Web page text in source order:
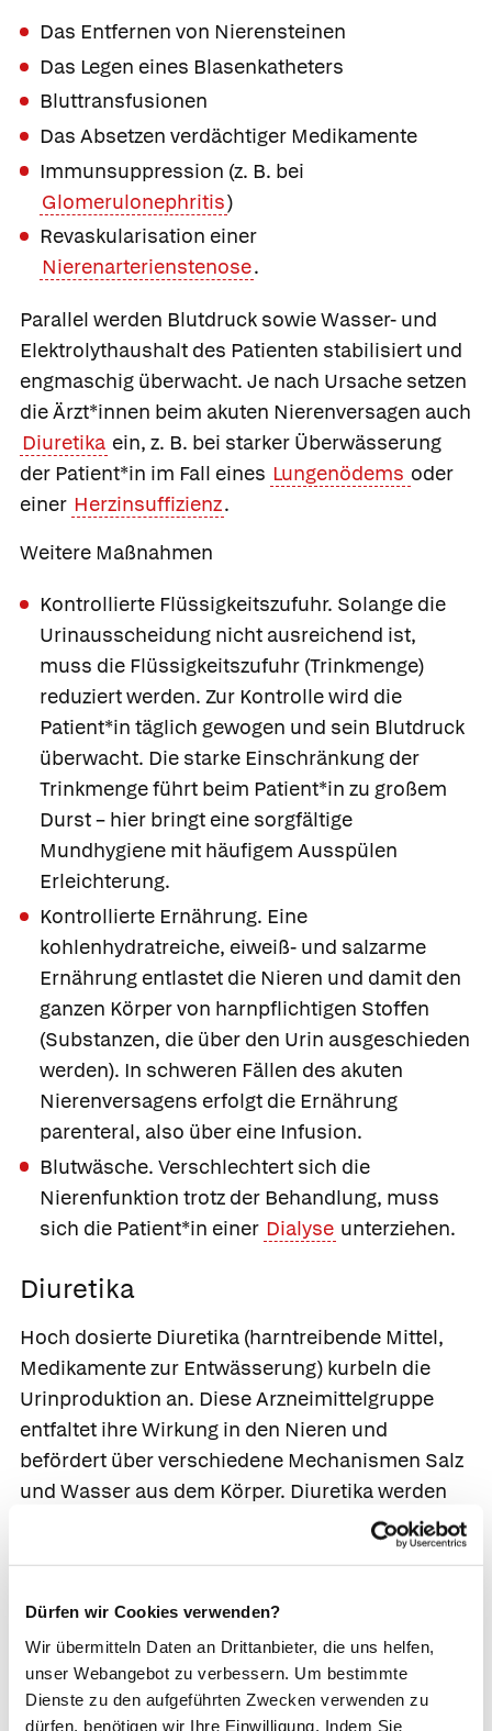
Dürfen wir Cookies verwenden?
Wir übermitteln Daten an Drittanbieter, die uns helfen,
unser Webangebot zu verbessern. Um bestimmte
Dienste zu den aufgeführten Zwecken verwenden zu
dürfen, benötigen wir Ihre Einwilligung. Indem Sie
Das Entfernen von Nierensteinen
Das Legen eines Blasenkatheters
Bluttransfusionen
Das Absetzen verdächtiger Medikamente
Immunsuppression (z. B. bei
Glomerulonephritis)
Revaskularisation einer
Nierenarterienstenose.
Parallel werden Blutdruck sowie Wasser- und
Elektrolythaushalt des Patienten stabilisiert und
engmaschig überwacht. Je nach Ursache setzen
die Ärzt*innen beim akuten Nierenversagen auch
Diuretika ein, z. B. bei starker Überwässerung
der Patient*in im Fall eines Lungenödems oder
einer Herzinsuffizienz.
Weitere Maßnahmen
Kontrollierte Flüssigkeitszufuhr. Solange die
Urinausscheidung nicht ausreichend ist,
muss die Flüssigkeitszufuhr (Trinkmenge)
reduziert werden. Zur Kontrolle wird die
Patient*in täglich gewogen und sein Blutdruck
überwacht. Die starke Einschränkung der
Trinkmenge führt beim Patient*in zu großem
Durst – hier bringt eine sorgfältige
Mundhygiene mit häufigem Ausspülen
Erleichterung.
Kontrollierte Ernährung. Eine
kohlenhydratreiche, eiweiß- und salzarme
Ernährung entlastet die Nieren und damit den
ganzen Körper von harnpflichtigen Stoffen
(Substanzen, die über den Urin ausgeschieden
werden). In schweren Fällen des akuten
Nierenversagens erfolgt die Ernährung
parenteral, also über eine Infusion.
Blutwäsche. Verschlechtert sich die
Nierenfunktion trotz der Behandlung, muss
sich die Patient*in einer Dialyse unterziehen.
Diuretika
Hoch dosierte Diuretika (harntreibende Mittel,
Medikamente zur Entwässerung) kurbeln die
Urinproduktion an. Diese Arzneimittelgruppe
entfaltet ihre Wirkung in den Nieren und
befördert über verschiedene Mechanismen Salz
und Wasser aus dem Körper. Diuretika werden
, bei Bluthochdruck, Ödemen,
Urinausscheidung, sie können aber nicht die
Nierenfunktionen verbessern oder ein
fortschreitendes Nierenversagen aufhalten.